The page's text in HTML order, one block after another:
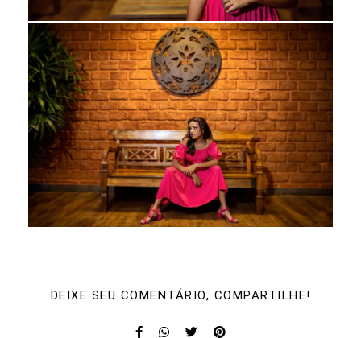
DEIXE SEU COMENTÁRIO, COMPARTILHE!